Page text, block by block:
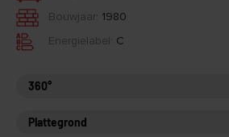
Bouwjaar: 1980
Energielabel: C
360°
Plattegrond